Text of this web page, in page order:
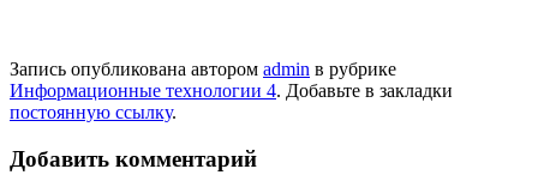
Запись опубликована автором admin в рубрике
Информационные технологии 4. Добавьте в закладки
постоянную ссылку.
Добавить комментарий